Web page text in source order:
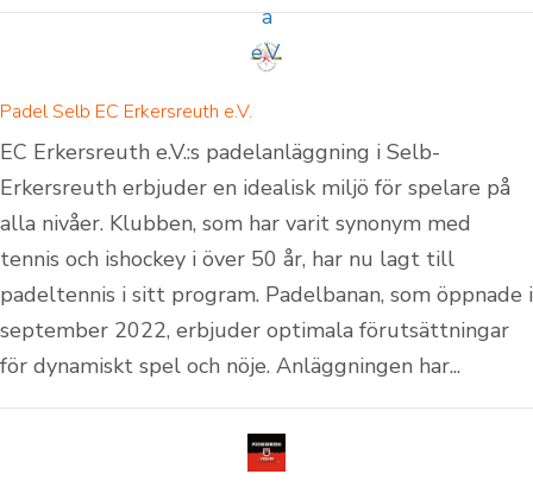
Padel Selb EC Erkersreuth e.V.
EC Erkersreuth e.V.:s padelanläggning i Selb-
Erkersreuth erbjuder en idealisk miljö för spelare på
alla nivåer. Klubben, som har varit synonym med
tennis och ishockey i över 50 år, har nu lagt till
padeltennis i sitt program. Padelbanan, som öppnade i
september 2022, erbjuder optimala förutsättningar
för dynamiskt spel och nöje. Anläggningen har...